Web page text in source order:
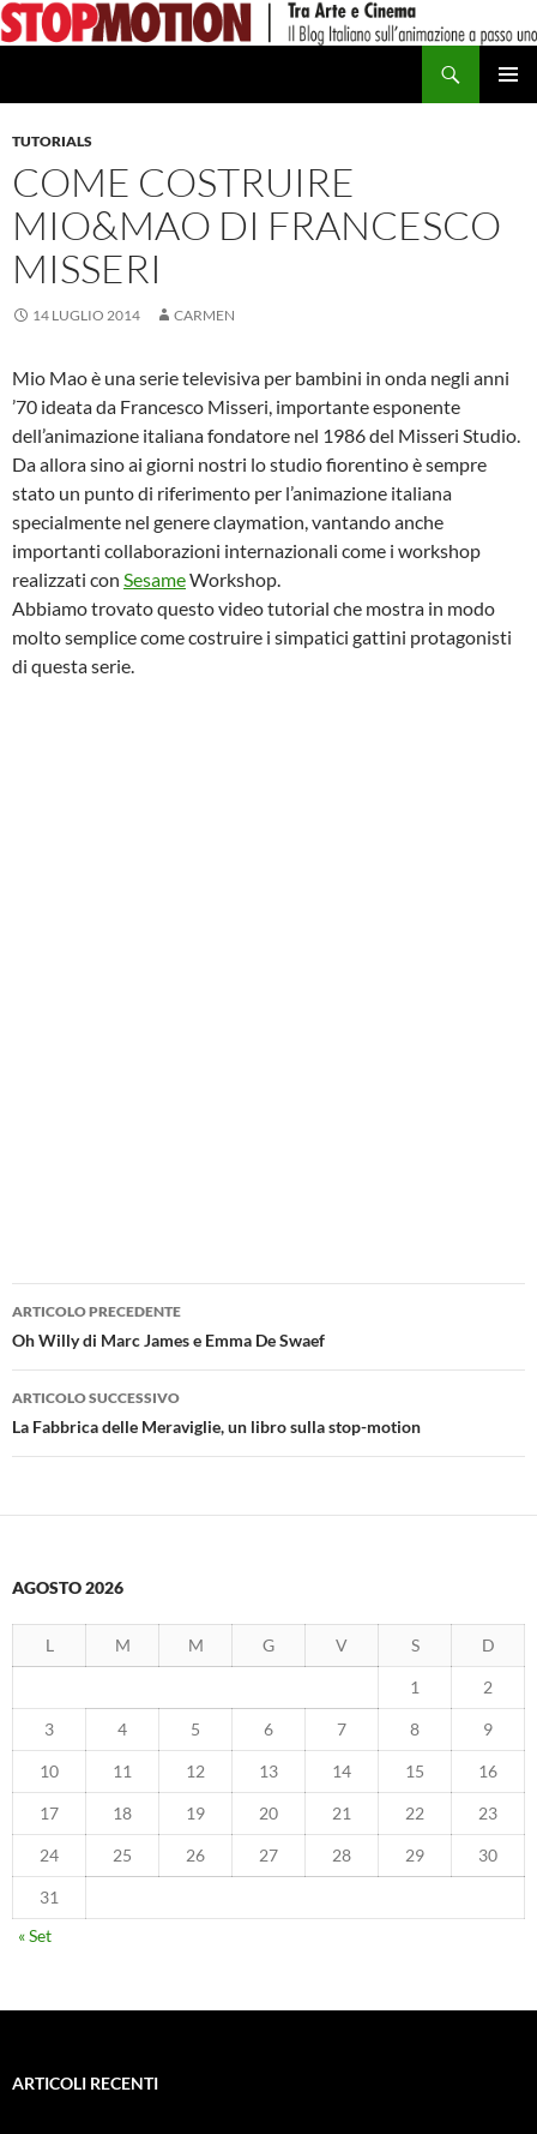
Vai
al
TUTORIALS
COME COSTRUIRE
MIO&MAO DI FRANCESCO
MISSERI
14 LUGLIO 2014 CARMEN
Mio Mao è una serie televisiva per bambini in onda negli anni
’70 ideata da Francesco Misseri, importante esponente
dell’animazione italiana fondatore nel 1986 del Misseri Studio.
Da allora sino ai giorni nostri lo studio fiorentino è sempre
stato un punto di riferimento per l’animazione italiana
specialmente nel genere claymation, vantando anche
importanti collaborazioni internazionali come i workshop
realizzati con SesameWorkshop.
Abbiamo trovato questo video tutorial che mostra in modo
molto semplice come costruire i simpatici gattini protagonisti
di questa serie.
Navigazione
articolo
ARTICOLO PRECEDENTE
Oh Willy di Marc James e Emma De Swaef
ARTICOLO SUCCESSIVO
La Fabbrica delle Meraviglie, un libro sulla stop-motion
AGOSTO 2026
L M M G V S D
1 2
3 4 5 6 7 8 9
10 11 12 13 14 15 16
17 18 19 20 21 22 23
24 25 26 27 28 29 30
31
« Set
ARTICOLI RECENTI